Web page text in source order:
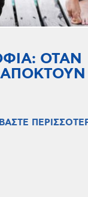
ΟΤΑΝ
ΑΠΟΚΤΟΥΝ